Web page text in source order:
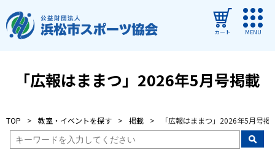
カート MENU
ご利用ガイド
「広報はままつ」2026年5月号掲載
TOP 教室・イベントを探す 掲載 「広報はままつ」2026年5月号掲